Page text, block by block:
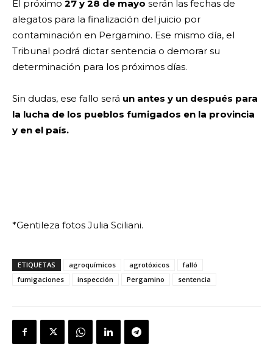
El próximo 27 y 28 de mayo serán las fechas de
alegatos para la finalización del juicio por
contaminación en Pergamino. Ese mismo día, el
Tribunal podrá dictar sentencia o demorar su
determinación para los próximos días.
Sin dudas, ese fallo será un antes y un después para
la lucha de los pueblos fumigados en la provincia
y en el país.
*Gentileza fotos Julia Sciliani.
ETIQUETAS agroquímicos agrotóxicos
falló
fumigaciones
inspección Pergamino sentencia